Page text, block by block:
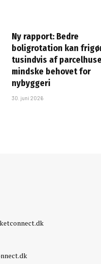
Ny rapport: Bedre
boligrotation kan
tusindvis af
mindske behovet for
nybyggeri
30. juni 2026